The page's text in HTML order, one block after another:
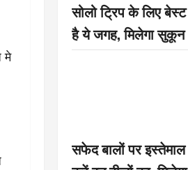
मे
सोलो ट्रिप के लिए बेस्ट
है ये जगह, मिलेगा सुकून
सफेद बालों पर इस्तेमाल